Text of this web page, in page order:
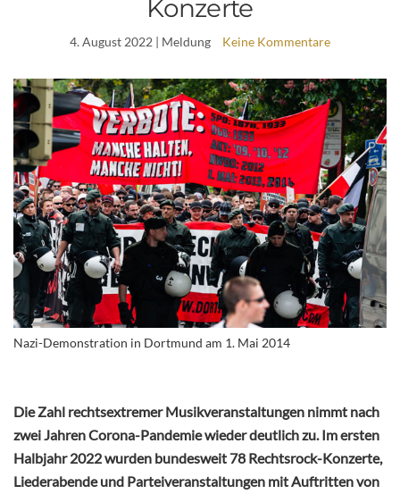
Konzerte
4. August 2022 | Meldung Keine Kommentare
Nazi-Demonstration in Dortmund am 1. Mai 2014
Die Zahl rechtsextremer Musikveranstaltungen nimmt nach
zwei Jahren Corona-Pandemie wieder deutlich zu. Im ersten
Halbjahr 2022 wurden bundesweit 78 Rechtsrock-Konzerte,
Liederabende und Parteiveranstaltungen mit Auftritten von